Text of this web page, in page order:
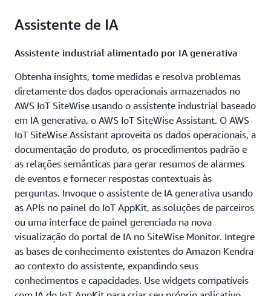
Assistente de IA
Assistente industrial alimentado por IA generativa
Obtenha insights, tome medidas e resolva problemas
diretamente dos dados operacionais armazenados no
AWS IoT SiteWise usando o assistente industrial baseado
em IA generativa, o AWS IoT SiteWise Assistant. O AWS
IoT SiteWise Assistant aproveita os dados operacionais, a
documentação do produto, os procedimentos padrão e
as relações semânticas para gerar resumos de alarmes
de eventos e fornecer respostas contextuais às
perguntas. Invoque o assistente de IA generativa usando
as APIs no painel do IoT AppKit, as soluções de parceiros
ou uma interface de painel gerenciada na nova
visualização do portal de IA no SiteWise Monitor. Integre
as bases de conhecimento existentes do Amazon Kendra
ao contexto do assistente, expandindo seus
conhecimentos e capacidades. Use widgets compatíveis